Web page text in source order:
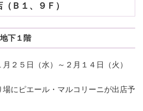
Ｂ１、９Ｆ）
下１階
２５日（水）～２月１４日（火）
にピエール・マルコリーニが出店予